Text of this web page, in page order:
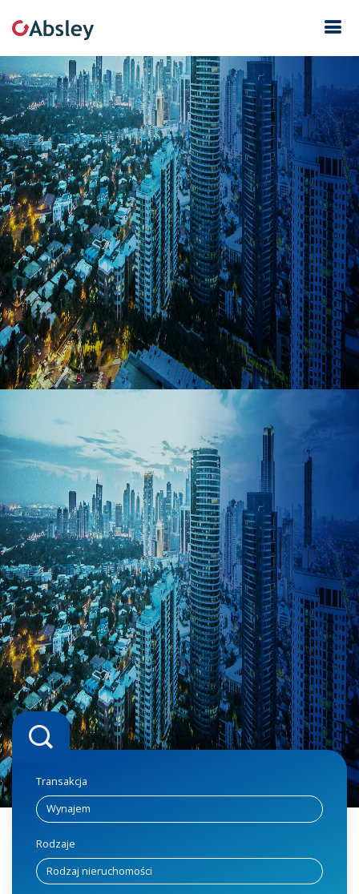
Transakcja
Rodzaje